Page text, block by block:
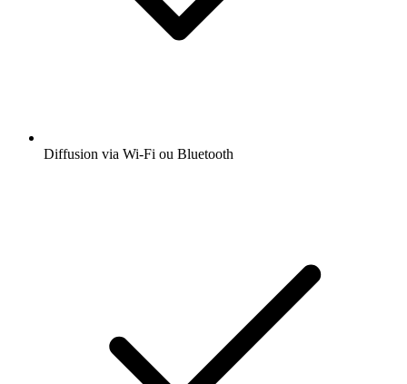
Diffusion via Wi-Fi ou Bluetooth